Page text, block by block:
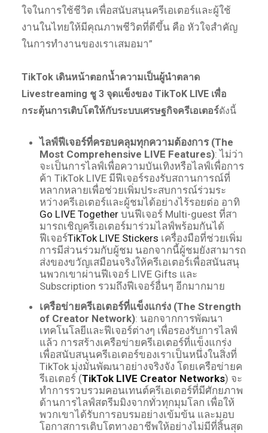
ใจในการใช้ชีวิต เพื่อสนับสนุนครีเอเตอร์และผู้ใช้
งานในไทยให้มีคุณภาพชีวิตที่ดีขึ้น คือ หัวใจสำคัญ
ในการทำงานของเราเสมอมา”
TikTok เดินหน้าตอกน้ำความเป็นผู้นำตลาด
Livestreaming ชู3 จุดแข็งของTikToK LIVE เพื่อ
กระตุ้นการเติบโตให้กับระบบเศรษฐกิจครีเอเตอร์ดังนี้
ไลฟ์ฟีเจอร์ที่ครอบคลุมทุกความต้องการ(The
Most Comprehensive LIVE Features): ไม่ว่า
จะเป็นการไลฟ์เพื่อความบันเทิงหรือไลฟ์เพื่อการ
ค้า TikTok LIVE มีฟีเจอร์รองรับสถานการณ์ที่
หลากหลายเพื่อช่วยเพิ่มประสบการณ์ร่วมระ
หว่างครีเอเตอร์และผู้ชมได้อย่างไร้รอยต่อ อาทิ
Go LIVE Togetherบนฟีเจอร์ Multi-guest ที่สา
มารถเชิญครีเอเตอร์มาร่วมไลฟ์พร้อมกันได้
ฟีเจอร์TikTok LIVE Stickers เครื่องมือที่ช่วยเพิ่ม
การมีส่วนร่วมกับผู้ชม นอกจากนี้ผู้ชมยังสามารถ
ส่งของขวัญเสมือนจริงให้ครีเอเตอร์เพื่อสนันสนุ
นพวกเขาผ่านฟีเจอร์ LIVE Gifts และ
Subscription รวมถึงฟีเจอร์อื่นๆ อีกมากมาย
เครือข่ายครีเอเตอร์ที่แข็งแกร่ง(The Strength
of Creator Network): นอกจากการพัฒนา
เทคโนโลยีและฟีเจอร์ต่างๆ เพื่อรองรับการไลฟ์
แล้ว การสร้างเครือข่ายครีเอเตอร์ที่แข็งแกร่ง
เพื่อสนับสนุนครีเอเตอร์ของเราเป็นหนึ่งในสิ่งที่
TikTok มุ่งมั่นพัฒนาอย่างจริงจัง โดยเครือข่ายค
รีเอเตอร์ (TikTok LIVE Creator Networks) จะ
ทำการรวบรวมคอนเทนต์ครีเอเตอร์ที่มีศักยภาพ
ด้านการไลฟ์สตรีมมิงจากทั่วทุกมุมโลก เพื่อให้
พวกเขาได้รับการอบรมอย่างเข้มข้น และมอบ
โอกาสการเติบโตทางอาชีพให้อย่างไม่มีที่สิ้นสุด